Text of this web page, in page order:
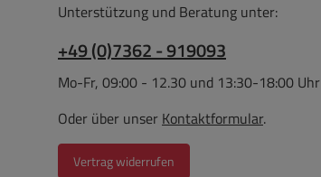
Unterstützung und Beratung unter:
+49 (0)7362 - 919093
Mo-Fr, 09:00 - 12.30 und 13:30-18:00 Uhr
Oder über unser Kontaktformular.
Vertrag widerrufen